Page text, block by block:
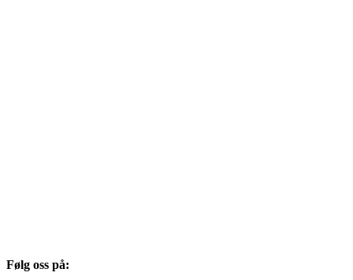
Følg oss på: